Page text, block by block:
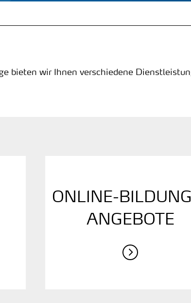
bieten wir Ihnen verschiedene
ONLINE-
ANGEBOTE